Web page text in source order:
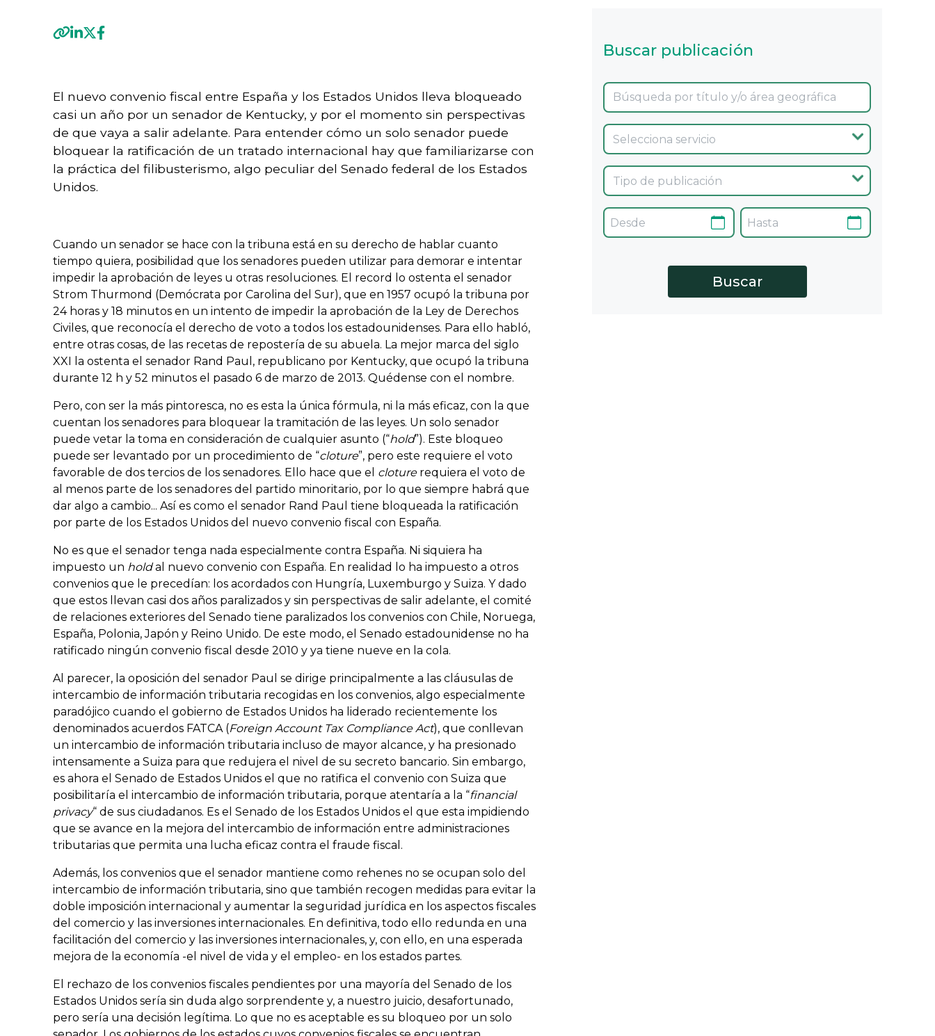
El nuevo convenio fiscal entre España y los Estados Unidos lleva bloqueado
casi un año por un senador de Kentucky, y por el momento sin perspectivas
de que vaya a salir adelante. Para entender cómo un solo senador puede
bloquear la ratificación de un tratado internacional hay que familiarizarse con
la práctica del filibusterismo, algo peculiar del Senado federal de los Estados
Unidos.
Cuando un senador se hace con la tribuna está en su derecho de hablar cuanto
tiempo quiera, posibilidad que los senadores pueden utilizar para demorar e intentar
impedir la aprobación de leyes u otras resoluciones. El record lo ostenta el senador
Strom Thurmond (Demócrata por Carolina del Sur), que en 1957 ocupó la tribuna por
24 horas y 18 minutos en un intento de impedir la aprobación de la Ley de Derechos
Civiles, que reconocía el derecho de voto a todos los estadounidenses. Para ello habló,
entre otras cosas, de las recetas de repostería de su abuela. La mejor marca del siglo
XXI la ostenta el senador Rand Paul, republicano por Kentucky, que ocupó la tribuna
durante 12 h y 52 minutos el pasado 6 de marzo de 2013. Quédense con el nombre.
Pero, con ser la más pintoresca, no es esta la única fórmula, ni la más eficaz, con la que
cuentan los senadores para bloquear la tramitación de las leyes. Un solo senador
puede vetar la toma en consideración de cualquier asunto (“hold”). Este bloqueo
puede ser levantado por un procedimiento de “cloture”, pero este requiere el voto
favorable de dos tercios de los senadores. Ello hace que el cloture requiera el voto de
al menos parte de los senadores del partido minoritario, por lo que siempre habrá que
dar algo a cambio... Así es como el senador Rand Paul tiene bloqueada la ratificación
por parte de los Estados Unidos del nuevo convenio fiscal con España.
No es que el senador tenga nada especialmente contra España. Ni siquiera ha
impuesto un holdal nuevo convenio con España. En realidad lo ha impuesto a otros
convenios que le precedían: los acordados con Hungría, Luxemburgo y Suiza. Y dado
que estos llevan casi dos años paralizados y sin perspectivas de salir adelante, el comité
de relaciones exteriores del Senado tiene paralizados los convenios con Chile, Noruega,
España, Polonia, Japón y Reino Unido. De este modo, el Senado estadounidense no ha
ratificado ningún convenio fiscal desde 2010 y ya tiene nueve en la cola.
Al parecer, la oposición del senador Paul se dirige principalmente a las cláusulas de
intercambio de información tributaria recogidas en los convenios, algo especialmente
paradójico cuando el gobierno de Estados Unidos ha liderado recientemente los
denominados acuerdos FATCA (Foreign Account Tax Compliance Act), que conllevan
un intercambio de información tributaria incluso de mayor alcance, y ha presionado
intensamente a Suiza para que redujera el nivel de su secreto bancario. Sin embargo,
es ahora el Senado de Estados Unidos el que no ratifica el convenio con Suiza que
posibilitaría el intercambio de información tributaria, porque atentaría a la “financial
privacy“ de sus ciudadanos. Es el Senado de los Estados Unidos el que esta impidiendo
que se avance en la mejora del intercambio de información entre administraciones
tributarias que permita una lucha eficaz contra el fraude fiscal.
Además, los convenios que el senador mantiene como rehenes no se ocupan solo del
intercambio de información tributaria, sino que también recogen medidas para evitar la
doble imposición internacional y aumentar la seguridad jurídica en los aspectos fiscales
del comercio y las inversiones internacionales. En definitiva, todo ello redunda en una
facilitación del comercio y las inversiones internacionales, y, con ello, en una esperada
mejora de la economía -el nivel de vida y el empleo- en los estados partes.
El rechazo de los convenios fiscales pendientes por una mayoría del Senado de los
Estados Unidos sería sin duda algo sorprendente y, a nuestro juicio, desafortunado,
pero sería una decisión legítima. Lo que no es aceptable es su bloqueo por un solo
Buscar publicación